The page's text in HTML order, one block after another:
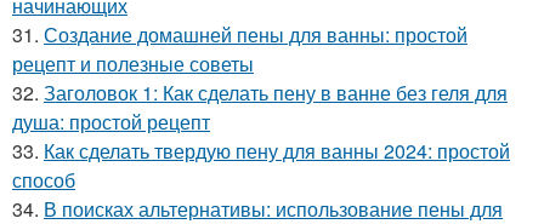
31. Создание домашней пены для ванны: простой
рецепт и полезные советы
32. Заголовок 1: Как сделать пену в ванне без геля для
душа: простой рецепт
33. Как сделать твердую пену для ванны 2024: простой
способ
34. В поисках альтернативы: использование пены для